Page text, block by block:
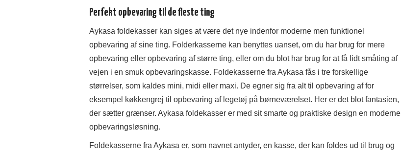
Perfekt opbevaring til de fleste ting
Aykasa foldekasser kan siges at være det nye indenfor moderne men funktionel
opbevaring af sine ting. Folderkasserne kan benyttes uanset, om du har brug for mere
opbevaring eller opbevaring af større ting, eller om du blot har brug for at få lidt småting af
vejen i en smuk opbevaringskasse. Foldekasserne fra Aykasa fås i tre forskellige
størrelser, som kaldes mini, midi eller maxi. De egner sig fra alt til opbevaring af for
eksempel køkkengrej til opbevaring af legetøj på børneværelset. Her er det blot fantasien,
der sætter grænser. Aykasa foldekasser er med sit smarte og praktiske design en moderne
opbevaringsløsning.
Foldekasserne fra Aykasa er, som navnet antyder, en kasse, der kan foldes ud til brug og